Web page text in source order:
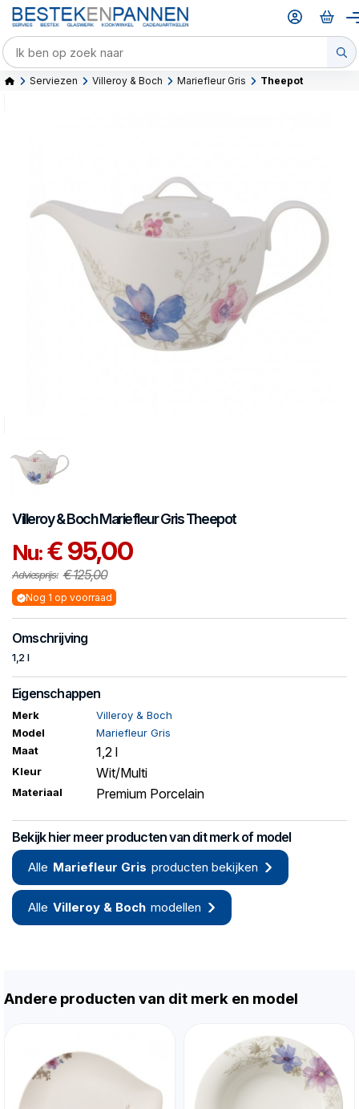
Serviezen Villeroy & Boch Mariefleur Gris Theepot
Villeroy & BochMariefleur GrisTheepot
Nu:€ 95,00
Adviesprijs: € 125,00
Nog 1 op voorraad
Omschrijving
1,2 l
Eigenschappen
Merk
Villeroy & Boch
Model
Mariefleur Gris
Maat
1,2 l
Kleur Wit/Multi
Materiaal Premium Porcelain
Bekijk hier meer producten van dit merk of model
Alle Mariefleur Gris producten bekijken
Alle Villeroy & Boch modellen
Andere producten van dit merk en model